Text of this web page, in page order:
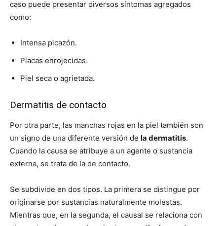
caso puede presentar diversos síntomas agregados
como:
Intensa picazón.
Placas enrojecidas.
Piel seca o agrietada.
Dermatitis de contacto
Por otra parte, las manchas rojas en la piel también son
un signo de una diferente versión de la dermatitis.
Cuando la causa se atribuye a un agente o sustancia
externa, se trata de la de contacto.
Se subdivide en dos tipos. La primera se distingue por
originarse por sustancias naturalmente molestas.
Mientras que, en la segunda, el causal se relaciona con